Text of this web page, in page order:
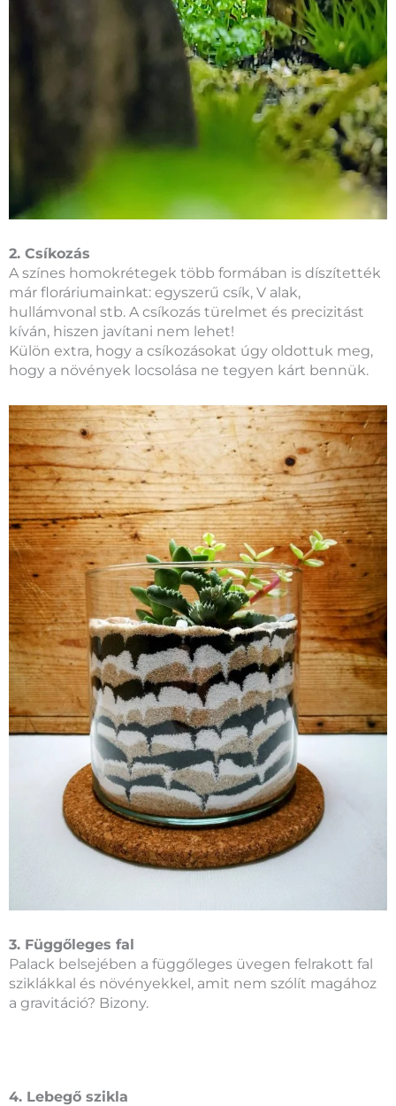
2. Csíkozás
A színes homokrétegek több formában is díszítették
már floráriumainkat: egyszerű csík, V alak,
hullámvonal stb. A csíkozás türelmet és precizitást
kíván, hiszen javítani nem lehet!
Külön extra, hogy a csíkozásokat úgy oldottuk meg,
hogy a növények locsolása ne tegyen kárt bennük.
3. Függőleges fal
Palack belsejében a függőleges üvegen felrakott fal
sziklákkal és növényekkel, amit nem szólít magához
a gravitáció? Bizony.
4. Lebegő szikla